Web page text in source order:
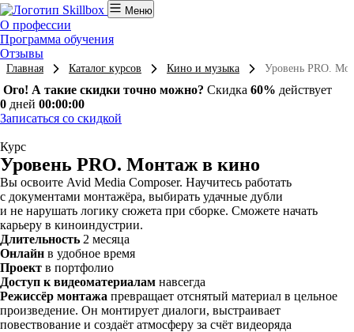
Меню
О профессии
Программа обучения
Отзывы
Главная Каталог курсов Кино и музыка Уровень PRO.
Ого! А такие скидки точно можно? Скидка 60% действует
0 дней 00:00:00
Записаться со скидкой
Курс
Уровень PRO. Монтаж в кино
Вы освоите Avid Media Composer. Научитесь работать
с документами монтажёра, выбирать удачные дубли
и не нарушать логику сюжета при сборке. Сможете начать
карьеру в киноиндустрии.
Длительность 2 месяца
Онлайн в удобное время
Проект в портфолио
Доступ к видеоматериалам навсегда
Режиссёр монтажа превращает отснятый материал в цельное
произведение. Он монтирует диалоги, выстраивает
повествование и создаёт атмосферу за счёт видеоряда